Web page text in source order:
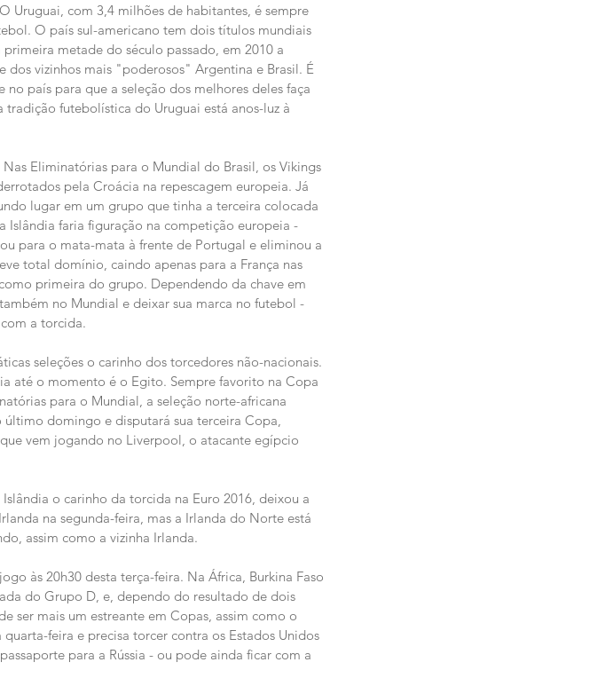
Uruguai, com 3,4 milhões de habitantes, é sempre
O país sul-americano tem dois títulos mundiais
metade do século passado, em 2010 a
dos vizinhos mais "poderosos" Argentina e Brasil. É
país para que a seleção dos melhores deles faça
tradição futebolística do Uruguai está anos-luz à
Eliminatórias para o Mundial do Brasil, os Vikings
pela Croácia na repescagem europeia. Já
lugar em um grupo que tinha a terceira colocada
Islândia faria figuração na competição europeia -
para o mata-mata à frente de Portugal e eliminou a
total domínio, caindo apenas para a França nas
primeira do grupo. Dependendo da chave em
no Mundial e deixar sua marca no futebol -
a torcida.
seleções o carinho dos torcedores não-nacionais.
até o momento é o Egito. Sempre favorito na Copa
para o Mundial, a seleção norte-africana
último domingo e disputará sua terceira Copa,
vem jogando no Liverpool, o atacante egípcio
o carinho da torcida na Euro 2016, deixou a
na segunda-feira, mas a Irlanda do Norte está
assim como a vizinha Irlanda.
às 20h30 desta terça-feira. Na África, Burkina Faso
do Grupo D, e, dependo do resultado de dois
ser mais um estreante em Copas, assim como o
feira e precisa torcer contra os Estados Unidos
para a Rússia - ou pode ainda ficar com a